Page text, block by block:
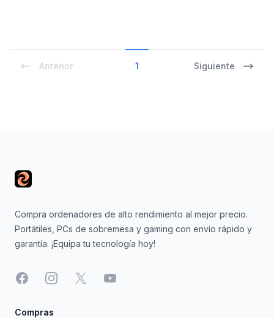
Anterior 1 Siguiente
Compra ordenadores de alto rendimiento al mejor precio.
Portátiles, PCs de sobremesa y gaming con envío rápido y
garantía. ¡Equipa tu tecnología hoy!
FacebookInstagram
X YouTube
Compras